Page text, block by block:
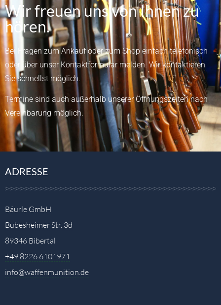
Wir freuen uns von Ihnen zu
hören.
Bei Fragen zum Ankauf oder zum Shop einfach telefonisch
oder über unser Kontaktformularmelden.Wir kontaktieren
Sie schnellst möglich.
Termine sind auch außerhalb unserer Öffnungszeiten nach
Vereinbarung möglich.
ADRESSE
Bäurle GmbH
Bubesheimer Str. 3d
89346 Bibertal
+49 8226 6101971
info@waffenmunition.de